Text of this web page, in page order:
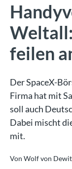
feilen
Der SpaceX-
Firma hat mit
soll auch
Dabei mischt
mit.
Von Wolf von